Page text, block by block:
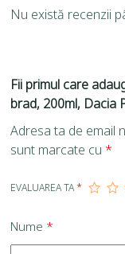
Nu există recenzii
Fii primul care
brad, 200ml, Dacia
Adresa ta de email
sunt marcate cu *
EVALUAREA TA*
Nume *